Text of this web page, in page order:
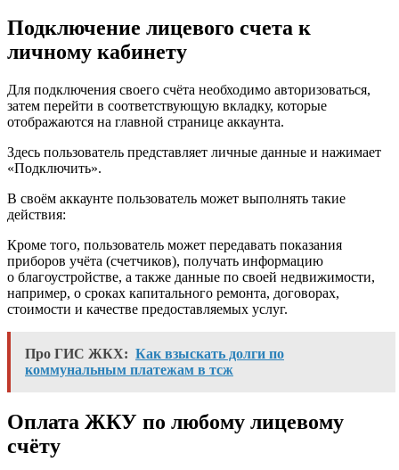
Подключение лицевого счета к
личному кабинету
Для подключения своего счёта необходимо авторизоваться,
затем перейти в соответствующую вкладку, которые
отображаются на главной странице аккаунта.
Здесь пользователь представляет личные данные и нажимает
«Подключить».
В своём аккаунте пользователь может выполнять такие
действия:
Кроме того, пользователь может передавать показания
приборов учёта (счетчиков), получать информацию
о благоустройстве, а также данные по своей недвижимости,
например, о сроках капитального ремонта, договорах,
стоимости и качестве предоставляемых услуг.
Про ГИС ЖКХ: Как взыскать долги по
коммунальным платежам в тсж
Оплата ЖКУ по любому лицевому
счёту